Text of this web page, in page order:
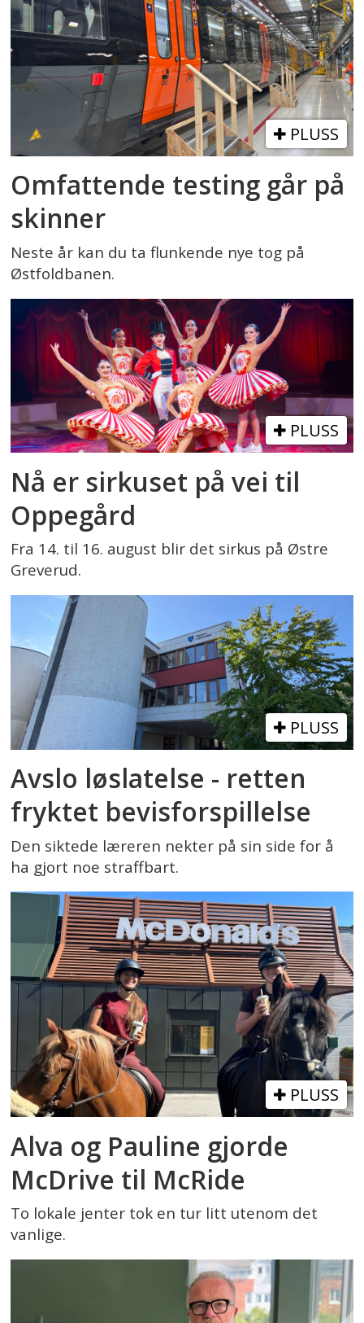
PLUSS
Omfattende testing går på
skinner
Neste år kan du ta flunkende nye tog på
Østfoldbanen.
PLUSS
Nå er sirkuset på vei til
Oppegård
Fra 14. til 16. august blir det sirkus på Østre
Greverud.
PLUSS
Avslo løslatelse - retten
fryktet bevisforspillelse
Den siktede læreren nekter på sin side for å
ha gjort noe straffbart.
PLUSS
Alva og Pauline gjorde
McDrive til McRide
To lokale jenter tok en tur litt utenom det
vanlige.